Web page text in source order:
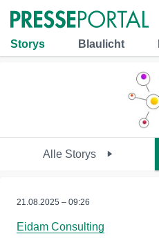
Storys Blaulicht
Alle Storys
21.08.2025 – 09:26
Eidam Consulting